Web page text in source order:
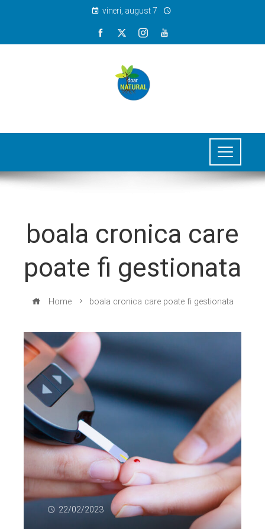
vineri, august 7
boala cronica care
poate fi gestionata
Home boala cronica care poate fi gestionata
22/02/2023